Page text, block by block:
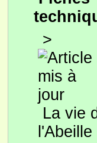
>
La vie
l'Abeille